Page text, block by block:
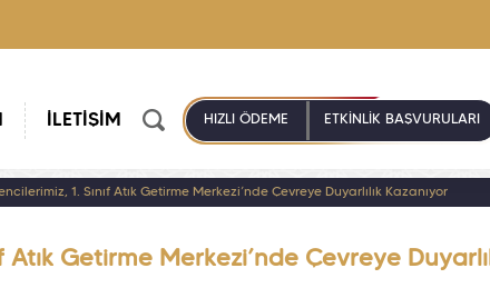
İLETİŞİM HIZLI ÖDEME ETKİNLİK BAŞVURULARI
1. Sınıf Atık Getirme Merkezi’nde Çevreye Duyarlılık Kazanıyor
Atık Getirme Merkezi’nde Çevreye